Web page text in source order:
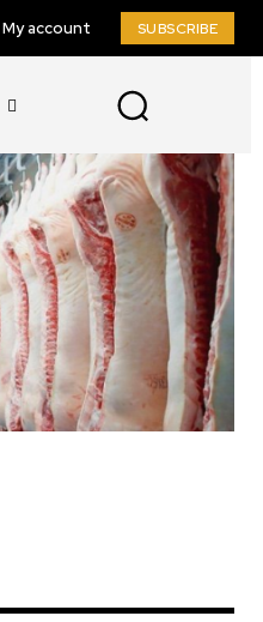
My account SUBSCRIBE